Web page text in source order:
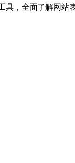
，全面了解网站